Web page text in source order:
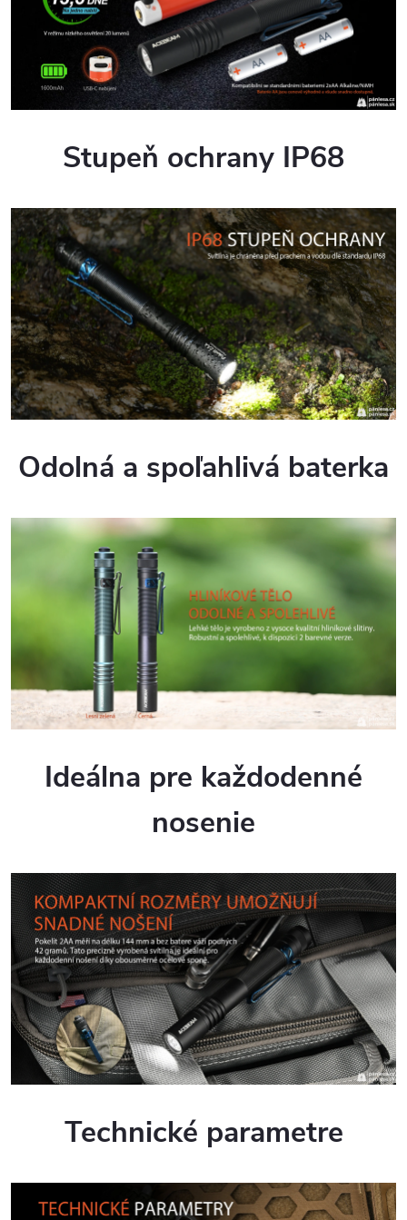
Stupeň ochrany IP68
Odolná a spoľahlivá baterka
Ideálna pre každodenné
nosenie
Technické parametre